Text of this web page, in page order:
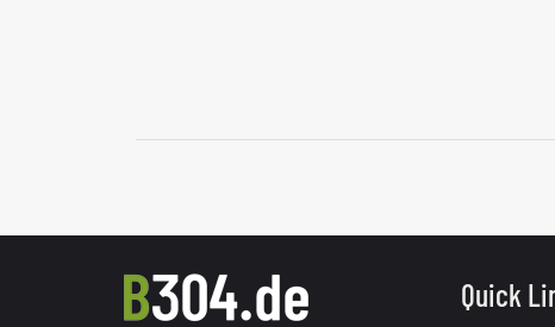
Quick